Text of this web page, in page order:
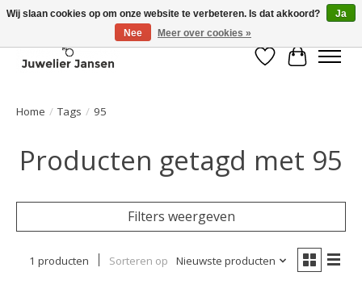
Verlanglijst
Home / Tags / 95
Producten getagd met 95
Filters weergeven
1 producten Sorteren op Nieuwste producten
Wij slaan cookies op om onze website te verbeteren. Is dat akkoord?
Ja
Nee
Meer over cookies »